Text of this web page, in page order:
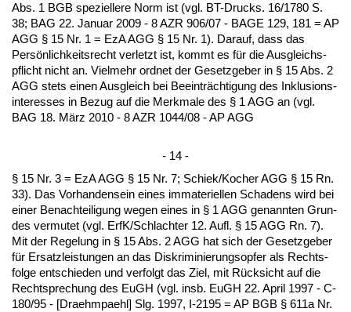
Abs. 1 BGB spe­zi­el­le­re Norm ist (vgl. BT-Drucks. 16/1780 S.
38; BAG 22. Ja­nu­ar 2009 - 8 AZR 906/07 - BA­GE 129, 181 = AP
AGG § 15 Nr. 1 = EzA AGG § 15 Nr. 1). Dar­auf, dass das
Persönlich­keits­recht ver­letzt ist, kommt es für die Aus­gleichs­
pflicht nicht an. Viel­mehr ord­net der Ge­setz­ge­ber in § 15 Abs. 2
AGG stets ei­nen Aus­gleich bei Be­ein­träch­ti­gung des In­klu­si­ons­
in­ter­es­ses in Be­zug auf die Merk­ma­le des § 1 AGG an (vgl.
BAG 18. März 2010 - 8 AZR 1044/08 - AP AGG
- 14 -
§ 15 Nr. 3 = EzA AGG § 15 Nr. 7; Schiek/Ko­cher AGG § 15 Rn.
33). Das Vor­han­den­sein ei­nes im­ma­te­ri­el­len Scha­dens wird bei
ei­ner Be­nach­tei­li­gung we­gen ei­nes in § 1 AGG ge­nann­ten Grun­
des ver­mu­tet (vgl. ErfK/Schlach­ter 12. Aufl. § 15 AGG Rn. 7).
Mit der Re­ge­lung in § 15 Abs. 2 AGG hat sich der Ge­setz­ge­ber
für Er­satz­leis­tun­gen an das Dis­kri­mi­nie­rungs­op­fer als Rechts­
fol­ge ent­schie­den und ver­folgt das Ziel, mit Rück­sicht auf die
Recht­spre­chung des EuGH (vgl. insb. EuGH 22. April 1997 - C-
180/95 - [Draehm­pa­ehl] Slg. 1997, I-2195 = AP BGB § 611a Nr.